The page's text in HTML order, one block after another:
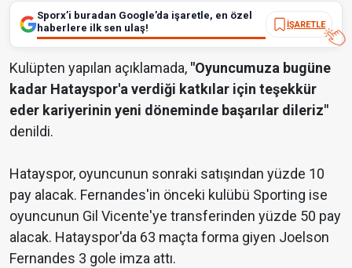
Sporx’i buradan Google’da işaretle, en özel
haberlere ilk sen ulaş!
İŞARETLE
Kulüpten yapılan açıklamada, "Oyuncumuza bugüne
kadar Hatayspor'a verdiği katkılar için teşekkür
eder kariyerinin yeni döneminde başarılar dileriz"
denildi.
Hatayspor, oyuncunun sonraki satışından yüzde 10
pay alacak. Fernandes'in önceki kulübü Sporting ise
oyuncunun Gil Vicente'ye transferinden yüzde 50 pay
alacak. Hatayspor'da 63 maçta forma giyen Joelson
Fernandes 3 gole imza attı.